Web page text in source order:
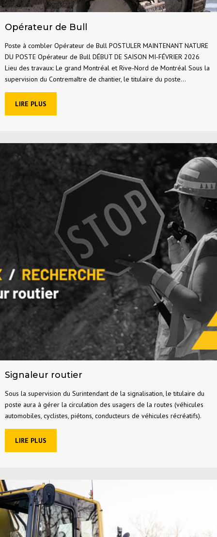
Opérateur de Bull
Poste à combler Opérateur de Bull POSTULER MAINTENANT NATURE
DU POSTE Opérateur de Bull DÉBUT DE SAISON MI-FÉVRIER 2026
Lieu des travaux: Le grand Montréal et Rive-Nord de Montréal Sous la
supervision du Contremaître de chantier, le titulaire du poste...
LIRE PLUS
Signaleur routier
Sous la supervision du Surintendant de la signalisation, le titulaire du
poste aura à gérer la circulation des usagers de la routes (véhicules
automobiles, cyclistes, piétons, conducteurs de véhicules récréatifs).
LIRE PLUS